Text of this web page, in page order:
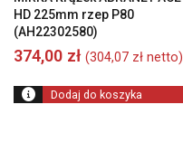
HD 225mm rzep P80
(AH22302580)
374,00 zł (304,07 zł netto)
Dodaj do koszyka